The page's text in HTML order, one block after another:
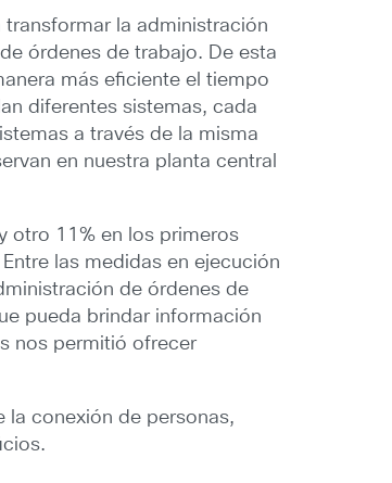
la administración
órdenes de trabajo. De esta
más eficiente el tiempo
diferentes sistemas, cada
a través de la misma
en nuestra planta central
otro 11% en los primeros
las medidas en ejecución
de órdenes de
pueda brindar información
nos permitió ofrecer
la conexión de personas,